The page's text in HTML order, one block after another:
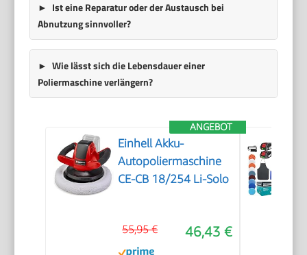
Ist eine Reparatur oder der Austausch bei
Abnutzung sinnvoller?
Wie lässt sich die Lebensdauer einer
Poliermaschine verlängern?
ANGEBOT
Einhell Akku-
Autopoliermaschine
CE-CB 18/254 Li-Solo
46,43 €
55,95 €